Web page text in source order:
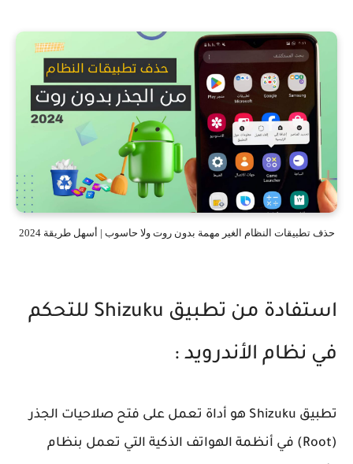
حذف تطبيقات النظام الغير مهمة بدون روت ولا حاسوب | أسهل طريقة 2024
استفادة من تطبيق Shizuku للتحكم
في نظام الأندرويد :
تطبيق Shizuku هو أداة تعمل على فتح صلاحيات الجذر
(Root) في أنظمة الهواتف الذكية التي تعمل بنظام